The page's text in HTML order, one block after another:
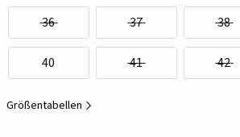
36 37 38
40 41 42
Größentabellen